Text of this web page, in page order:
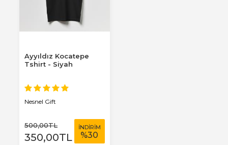
Ayyıldız Kocatepe
Tshirt - Siyah
Nesnel Gift
500,00TL
350,00TL
İNDİRİM
%30